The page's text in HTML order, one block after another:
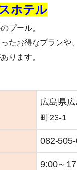
ホテル
プール。
たお得なプランや
ります。
広島県
町23-1
082-
9:00～